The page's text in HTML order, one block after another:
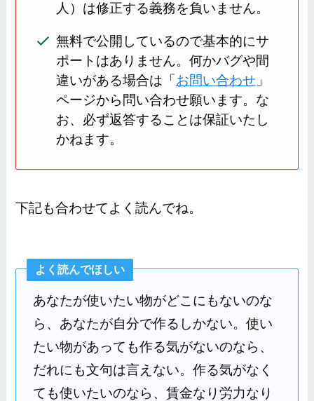
人）は修正する義務を負いません。
無料で公開しているので基本的にサ
ポートはありません。何かバグや間
違いがある場合は「 お問い合わせ」
ページから問い合わせ願います。な
お、必ず返答することは保証いたし
かねます。
下記も合わせてよく読んでね。
よく読んでほしい
あなたが使いたい物がどこにもないのな
ら、あなたが自分で作るしかない。使い
たい物があっても作る気がないのなら、
だれにも文句は言えない。作る気がなく
ても使いたいのなら、賃金なり労力なり